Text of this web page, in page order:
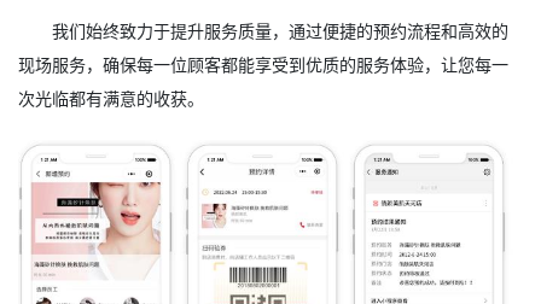
我们始终致力于提升服务质量，通过便捷的预约流程和高效的
现场服务，确保每一位顾客都能享受到优质的服务体验，让您每一
次光临都有满意的收获。